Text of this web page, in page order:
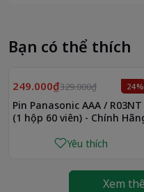
cửa hàng.
Giao nhanh toàn
Giá cạnh tranh
, ưu
lý, cửa hàng.
Có đầy đủ các loại
CR2032, CR2025,
Thông Tin Liên
Bạn có thể thích
249.000₫329.000₫ 24%
Pin Panasonic AAA / R03NT
(1 hộp 60 viên) - Chính
Yêu thích
Xem